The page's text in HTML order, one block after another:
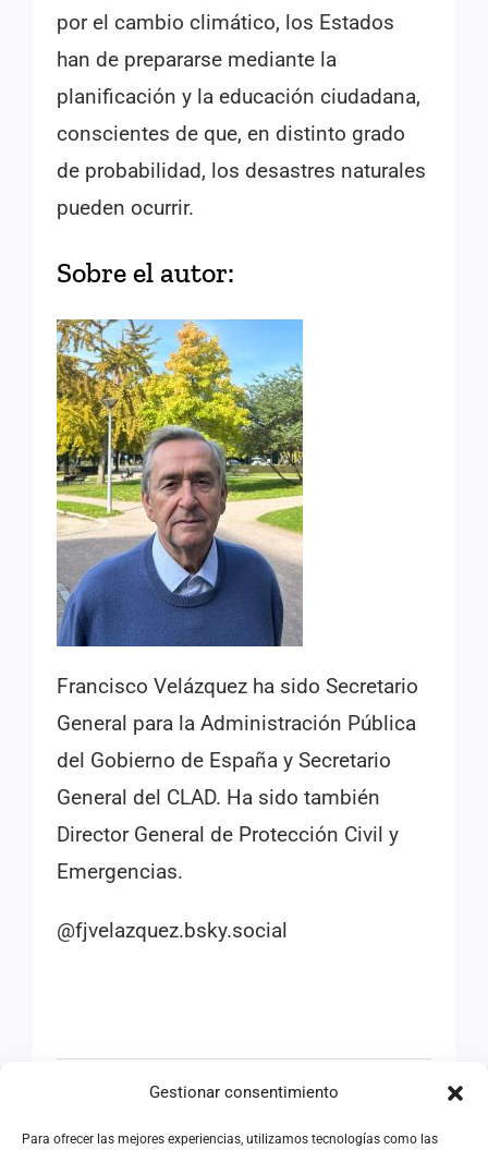
Gestionar consentimiento
Para ofrecer las mejores experiencias, utilizamos tecnologías como las
por el cambio climático, los Estados
han de prepararse mediante la
planificación y la educación ciudadana,
conscientes de que, en distinto grado
de probabilidad, los desastres naturales
pueden ocurrir.
Sobre el autor:
Francisco Velázquez ha sido Secretario
General para la Administración Pública
del Gobierno de España y Secretario
General del CLAD. Ha sido también
Director General de Protección Civil y
Emergencias.
@fjvelazquez.bsky.social
Anterior Siguiente